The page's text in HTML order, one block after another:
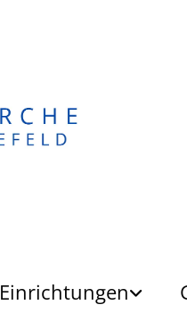
Einrichtungen